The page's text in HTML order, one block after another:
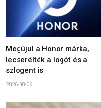
Megújul a Honor márka,
lecserélték a logót és a
szlogent is
2026-08-06